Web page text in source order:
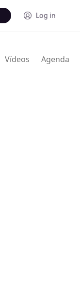
Log in
Vídeos Agenda